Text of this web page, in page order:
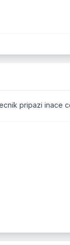
pripazi inace